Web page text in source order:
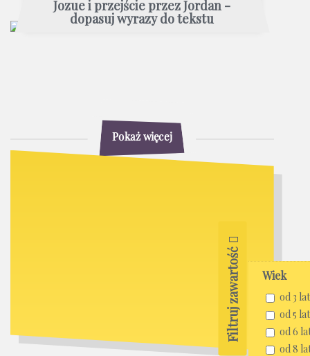
Jozue i przejście przez Jordan -
dopasuj wyrazy do tekstu
Pokaż więcej
Filtruj zawartość Wiek
od 3 lat
od 5 lat
od 6
od 8